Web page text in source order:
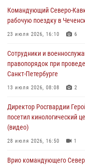
оздоровительных услуг
05 августа 2026, 13:20
посетили мастер-класс по
05 августа 2026, 13:00 3
Офицеры Росгвардии и
05 августа 2026, 12:40
Росгвардейцы приняли
посвящённой 83‑й
Командующий Северо-
рабочую поездку в
23 июля 2026, 16:10 6
Сотрудники и
правопорядок при
Санкт-Петербурге
13 июля 2026, 08:08 2
Директор Росгвардии
посетил кинологический
(видео)
28 июля 2026, 16:50 1
Врио командующего